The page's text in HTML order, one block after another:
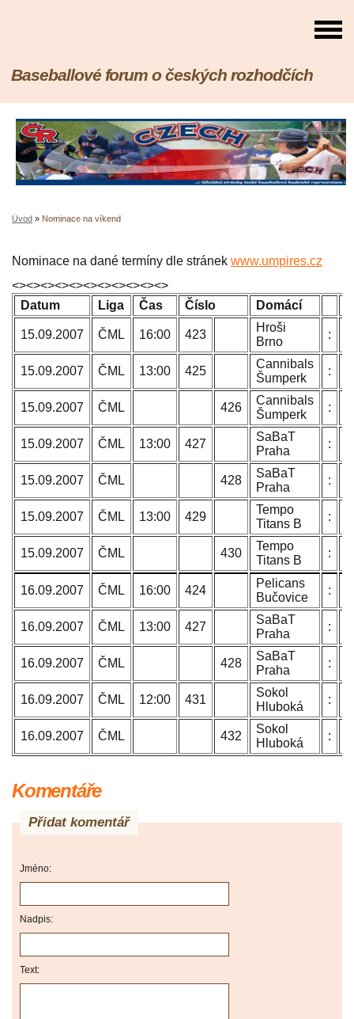
Baseballové forum o českých rozhodčích
Úvod » Nominace na víkend
Nominace na dané termíny dle stránek www.umpires.cz
<><><><><><><><><><><>
Datum
Liga Čas Číslo Domácí
15.09.2007 ČML 16:00 423
Hroši
Brno
:
15.09.2007 ČML 13:00 425
Cannibals
Šumperk
:
15.09.2007 ČML 426
Cannibals
Šumperk
:
15.09.2007 ČML 13:00 427
SaBaT
Praha
:
15.09.2007 ČML 428
SaBaT
Praha
:
15.09.2007 ČML 13:00 429
Tempo
Titans B
:
15.09.2007 ČML 430
Tempo
Titans B
:
16.09.2007 ČML 16:00 424
Pelicans
Bučovice
:
16.09.2007 ČML 13:00 427
SaBaT
Praha
:
16.09.2007 ČML 428
SaBaT
Praha
:
16.09.2007 ČML 12:00 431
Sokol
Hluboká
:
16.09.2007 ČML 432
Sokol
Hluboká
:
Komentáře
Přidat komentář
Jméno:
Nadpis:
Text: